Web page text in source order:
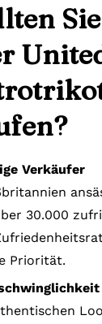
Verkäufer
30.000
Priorität.